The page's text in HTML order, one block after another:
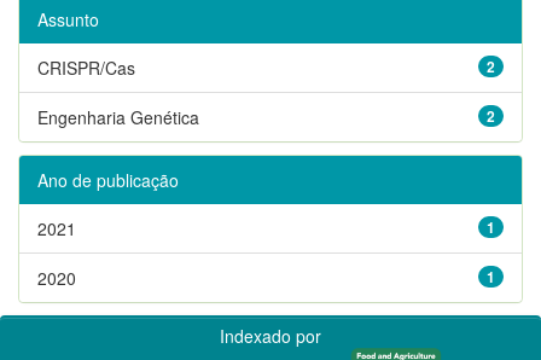
Assunto
2
CRISPR/Cas
2
Engenharia Genética
Ano de publicação
1
2021
1
2020
Indexado por